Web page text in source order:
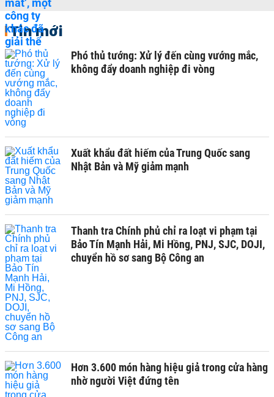
Tin mới
Phó thủ tướng: Xử lý đến cùng vướng mắc,
không đẩy doanh nghiệp đi vòng
Xuất khẩu đất hiếm của Trung Quốc sang
Nhật Bản và Mỹ giảm mạnh
Thanh tra Chính phủ chỉ ra loạt vi phạm tại
Bảo Tín Mạnh Hải, Mi Hồng, PNJ, SJC, DOJI,
chuyển hồ sơ sang Bộ Công an
Hơn 3.600 món hàng hiệu giả trong cửa hàng
nhờ người Việt đứng tên